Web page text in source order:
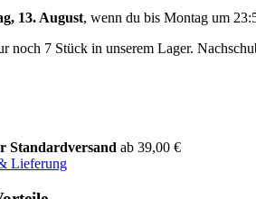
13. August, wenn du bis Montag um
noch 7 Stück in unserem Lager.
Standardversand ab 39,00 €
Lieferung